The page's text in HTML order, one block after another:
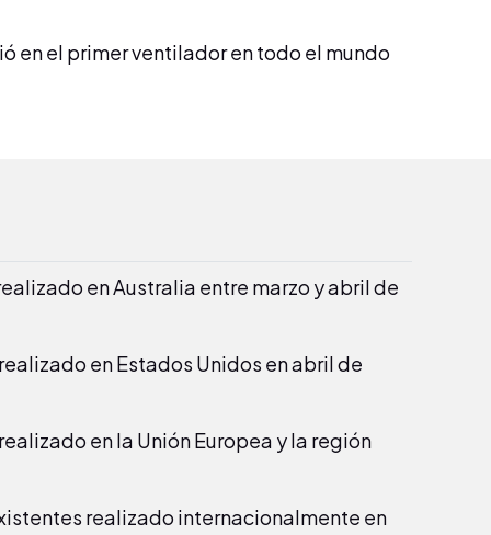
en el primer ventilador en todo el mundo
en Australia entre marzo y abril de
en Estados Unidos en abril de
en la Unión Europea y la región
realizado internacionalmente en